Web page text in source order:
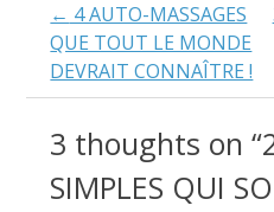
Post
navigation
← 4 AUTO-MASSAGES
QUE TOUT LE MONDE
DEVRAIT CONNAÎTRE !
3 thoughts on “
SIMPLES QUI